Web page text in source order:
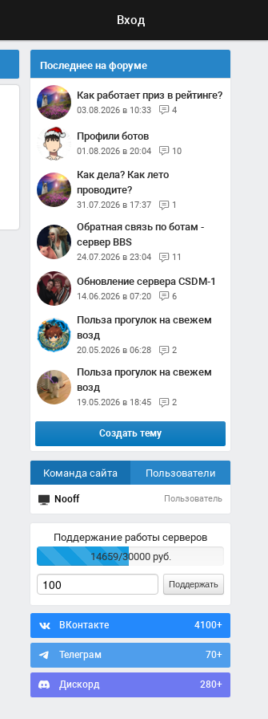
Вход
Последнее на форуме
Как работает приз в рейтинге?
03.08.2026 в 10:33 4
Профили ботов
01.08.2026 в 20:04 10
Как дела? Как лето
проводите?
31.07.2026 в 17:37 1
Обратная связь по ботам -
сервер BBS
24.07.2026 в 23:04 11
Обновление сервера CSDM-1
14.06.2026 в 07:20 6
Польза прогулок на свежем
возд
20.05.2026 в 06:28 2
Польза прогулок на свежем
возд
19.05.2026 в 18:45 2
Создать тему
Команда сайта Пользователи
Nooff Пользователь
Поддержание работы серверов
14659/30000 руб.
Поддержать
ВКонтакте 4100+
Телеграм 70+
Дискорд 280+